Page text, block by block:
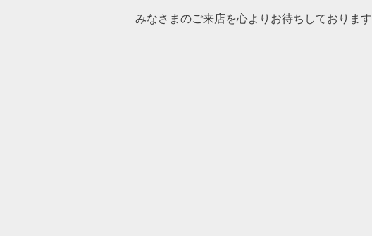
みなさまのご来店を心よりお待ちしております